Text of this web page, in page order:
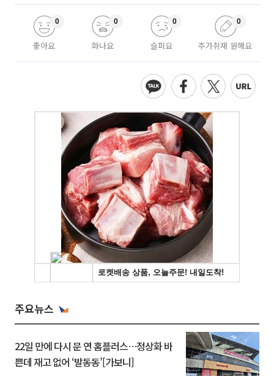
좋아요
0
화나요
0
슬퍼요
0
추가취재 원해요
0
주요뉴스
22일 만에 다시 문 연 홈플러스…정상화 바
쁜데 재고 없어 ‘발동동’[가보니]